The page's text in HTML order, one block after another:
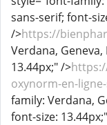
sans-serif; font-
/>https://
Verdana,
13.44px;" />
oxynorm-en-
family: Verdana,
font-size: 13.44px;"